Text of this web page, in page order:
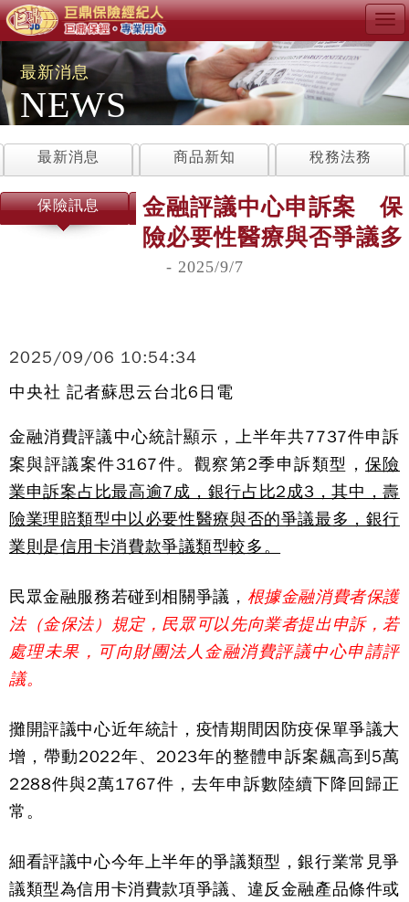
最新消息
NEWS
最新消息 商品新知 稅務法務
保險訊息
金融評議中心申訴案 保
險必要性醫療與否爭議多
- 2025/9/7
2025/09/06 10:54:34
中央社 記者蘇思云台北6日電
金融消費評議中心統計顯示，上半年共7737件申訴
案與評議案件3167件。觀察第2季申訴類型， 保險
業申訴案占比最高逾7成，銀行占比2成3，其中，壽
險業理賠類型中以必要性醫療與否的爭議最多，銀行
業則是信用卡消費款爭議類型較多。
民眾金融服務若碰到相關爭議， 根據金融消費者保護
法（金保法）規定，民眾可以先向業者提出申訴，若
處理未果，可向財團法人金融消費評議中心申請評
議。
攤開評議中心近年統計，疫情期間因防疫保單爭議大
增，帶動2022年、2023年的整體申訴案飆高到5萬
2288件與2萬1767件，去年申訴數陸續下降回歸正
常。
細看評議中心今年上半年的爭議類型，銀行業常見爭
議類型為信用卡消費款項爭議、違反金融產品條件或